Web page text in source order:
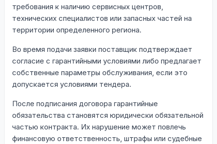
требования к наличию сервисных центров,
технических специалистов или запасных частей на
территории определенного региона.
Во время подачи заявки поставщик подтверждает
согласие с гарантийными условиями либо предлагает
собственные параметры обслуживания, если это
допускается условиями тендера.
После подписания договора гарантийные
обязательства становятся юридически обязательной
частью контракта. Их нарушение может повлечь
финансовую ответственность, штрафы или судебные